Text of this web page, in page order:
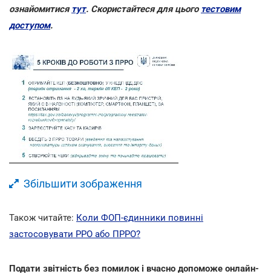
ознайомитися тут. Скористайтеся для цього тестовим
доступом.
Збільшити зображення
Також читайте: Коли ФОП-єдинники повинні
застосовувати РРО або ПРРО?
Подати звітність без помилок і вчасно допоможе онлайн-